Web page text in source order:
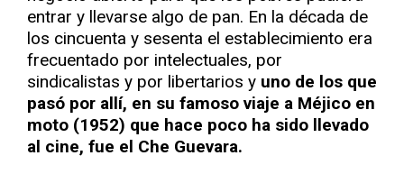
entrar y llevarse algo de pan. En la década de
los cincuenta y sesenta el establecimiento era
frecuentado por intelectuales, por
sindicalistas y por libertarios y uno de los que
pasó por allí, en su famoso viaje a Méjico en
moto (1952) que hace poco ha sido llevado
al cine, fue el Che Guevara.